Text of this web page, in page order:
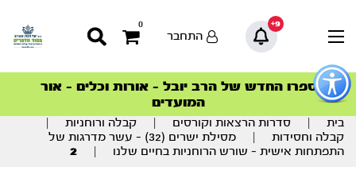
כפתור
לפתיחת
תפריט
9+
0
התחבר
סדרות הפודקאסטים
הסדרה המובילה החודש – דרך המלך
ספרו החדש של הרב יובל – אורות וכלים – אור
המועדים
הצטרפו למהפכת הבריאות הטבעית >
סדרות הפודקאסטים
הסדרה המובילה החודש – דרך המלך
תוכן
מרכזי
בית סדרות הרצאות וקורסים קבלה ורוחניות
קבלה וחסידות
מסילת ישרים (32) – עשר מדרגות של
התפתחות אישית – שורש הרוחניות בחיים שלנו
2